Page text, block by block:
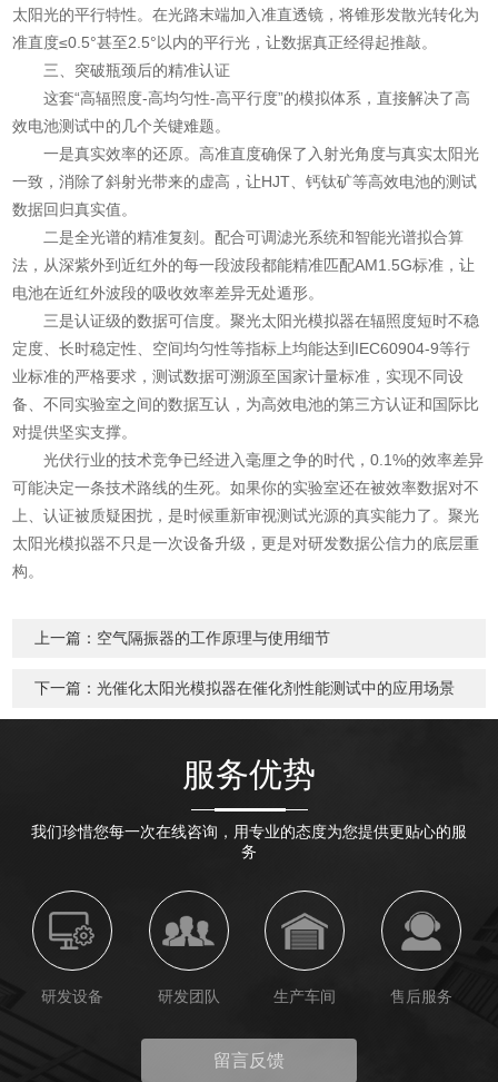
太阳光的平行特性。在光路末端加入准直透镜，将锥形发散光转化为
准直度≤0.5°甚至2.5°以内的平行光，让数据真正经得起推敲。
三、突破瓶颈后的精准认证
这套“高辐照度-高均匀性-高平行度”的模拟体系，直接解决了高
效电池测试中的几个关键难题。
一是真实效率的还原。​高准直度确保了入射光角度与真实太阳光
一致，消除了斜射光带来的虚高，让HJT、钙钛矿等高效电池的测试
数据回归真实值。
二是全光谱的精准复刻。​配合可调滤光系统和智能光谱拟合算
法，从深紫外到近红外的每一段波段都能精准匹配AM1.5G标准，让
电池在近红外波段的吸收效率差异无处遁形。
三是认证级的数据可信度。​聚光太阳光模拟器在辐照度短时不稳
定度、长时稳定性、空间均匀性等指标上均能达到IEC60904-9等行
业标准的严格要求，测试数据可溯源至国家计量标准，实现不同设
备、不同实验室之间的数据互认，为高效电池的第三方认证和国际比
对提供坚实支撑。
光伏行业的技术竞争已经进入毫厘之争的时代，0.1%的效率差异
可能决定一条技术路线的生死。如果你的实验室还在被效率数据对不
上、认证被质疑困扰，是时候重新审视测试光源的真实能力了。聚光
太阳光模拟器不只是一次设备升级，更是对研发数据公信力的底层重
构。
上一篇： 空气隔振器的工作原理与使用细节
下一篇：光催化太阳光模拟器在催化剂性能测试中的应用场景
服务优势
我们珍惜您每一次在线咨询，用专业的态度为您提供更贴心的服
务
研发设备 研发团队 生产车间 售后服务
留言反馈